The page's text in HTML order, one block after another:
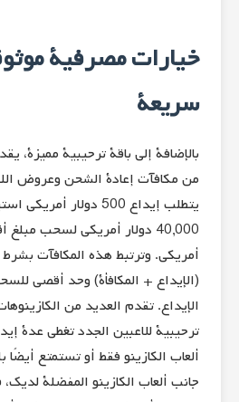
خيارات مصرفية
سريعة
من مكافآت إعادة الشحن وعروض
يتطلب إيداع 500 دولار
الإيداع. تقدم العديد من
ترحيبية للاعبين الجدد تغطي عدة
ألعاب الكازينو فقط أو تستمتع أيضًا